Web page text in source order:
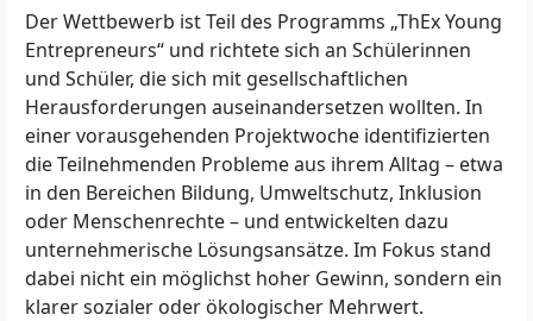
Der Wettbewerb ist Teil des Programms „ThEx Young
Entrepreneurs“ und richtete sich an Schülerinnen
und Schüler, die sich mit gesellschaftlichen
Herausforderungen auseinandersetzen wollten. In
einer vorausgehenden Projektwoche identifizierten
die Teilnehmenden Probleme aus ihrem Alltag – etwa
in den Bereichen Bildung, Umweltschutz, Inklusion
oder Menschenrechte – und entwickelten dazu
unternehmerische Lösungsansätze. Im Fokus stand
dabei nicht ein möglichst hoher Gewinn, sondern ein
klarer sozialer oder ökologischer Mehrwert.